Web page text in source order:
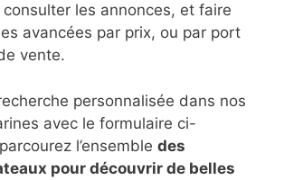
les annonces, et faire
avancées par prix, ou par port
vente.
personnalisée dans nos
avec le formulaire ci-
l’ensemble des
pour découvrir de belles